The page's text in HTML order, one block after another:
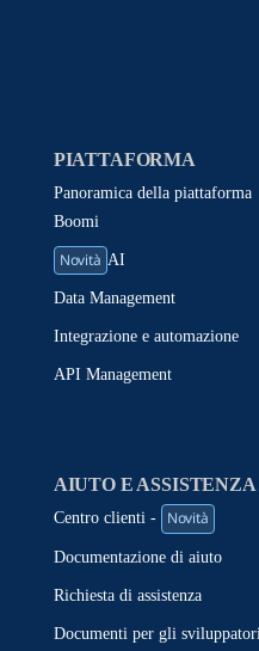
PIATTAFORMA
Panoramica della piattaforma
Boomi
Novità AI
Data Management
Integrazione e automazione
API Management
AIUTO E ASSISTENZA
Centro clienti - Novità
Documentazione di aiuto
Richiesta di assistenza
Documenti per gli sviluppatori